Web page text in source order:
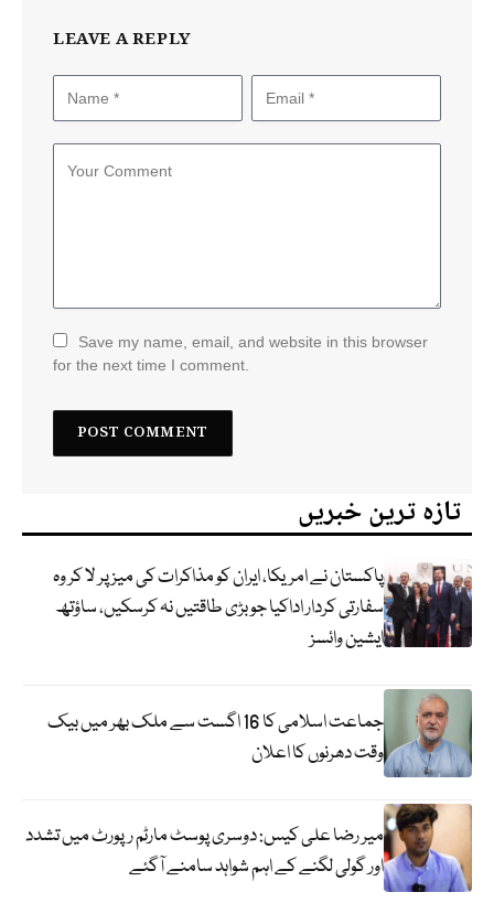
LEAVE A REPLY
Save my name, email, and website in this browser
for the next time I comment.
تازہ ترین خبریں
پاکستان نے امریکا، ایران کو مذاکرات کی میز پر لا کر وہ
سفارتی کردار اداکیا جو بڑی طاقتیں نہ کرسکیں، ساؤتھ
ایشین وائسز
جماعت اسلامی کا 16 اگست سے ملک بھر میں بیک
وقت دھرنوں کا اعلان
میر رضا علی کیس: دوسری پوسٹ مارٹم رپورٹ میں تشدد
اور گولی لگنے کے اہم شواہد سامنے آگئے